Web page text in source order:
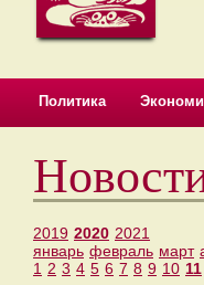
Политика
2019 2020 2021
январь февраль март
1 2 3 4 5 6 7 8 9 10 11